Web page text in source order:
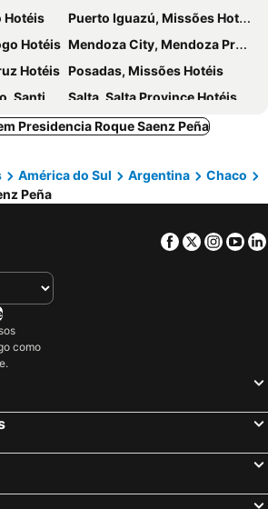
Hotéis
Puerto Iguazú, Missões Hotéis
Hotéis Mendoza City, Mendoza Province Hotéis
Hotéis Posadas, Missões Hotéis
Hotéis
Salta, Salta Province Hotéis
Presidencia Roque Saenz Peña
América do Sul Argentina
Chaco
Peña
Facebook
Twitter
como